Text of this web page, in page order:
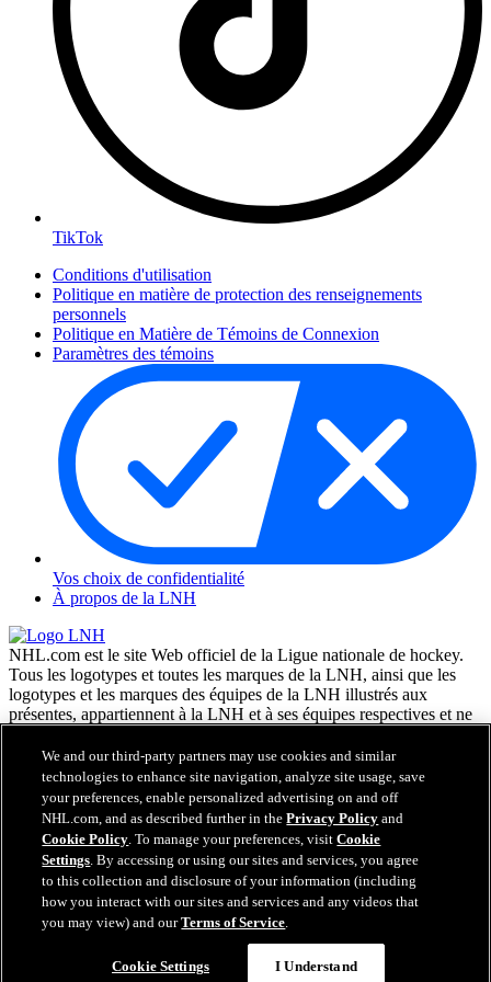
TikTok
Conditions d'utilisation
Politique en matière de protection des renseignements
personnels
Politique en Matière de Témoins de Connexion
Paramètres des témoins
Vos choix de confidentialité
À propos de la LNH
NHL.com est le site Web officiel de la Ligue nationale de hockey.
Tous les logotypes et toutes les marques de la LNH, ainsi que les
logotypes et les marques des équipes de la LNH illustrés aux
présentes, appartiennent à la LNH et à ses équipes respectives et ne
Enterprises, L.P. © LNH 2026. Tous droits réservés. Tous les
chandails d'équipe de la LNH personnalisés avec les noms des
joueurs de la LNH et leurs numéros sont officiellement sous license
de la LNH et de l'AJLNH. Le mot servant de marque Zamboni et la
configuration de la surfaceuse Zamboni sont des marques de
commerce déposées de Frank J. Zamboni & Co., Inc. © Frank J.
Zamboni & Co., Inc. 2026. Tous droits réservés. Toute autre marque
déposée ou tout droit d'auteur d'une tierce partie sont la propriété de
leurs auteurs respectifs. Tous droits réservés.
We and our third-party partners may use cookies and similar
technologies to enhance site navigation, analyze site usage, save
your preferences, enable personalized advertising on and off
NHL.com, and as described further in thePrivacy Policy and
Cookie Policy. To manage your preferences, visitCookie
Settings. By accessing or using our sites and services, you agree
to this collection and disclosure of your information (including
how you interact with our sites and services and any videos that
you may view) and ourTerms of Service.
Cookie Settings I Understand